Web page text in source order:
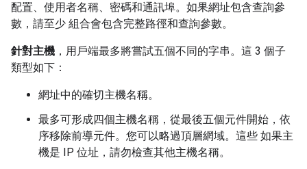
配置、使用者名稱、密碼和通訊埠。如果網址包含查詢參
數，請至少 組合會包含完整路徑和查詢參數。
針對主機 ，用戶端最多將嘗試五個不同的字串。這 3 個子
類型如下：
網址中的確切主機名稱。
最多可形成四個主機名稱，從最後五個元件開始，依
序移除前導元件。您可以略過頂層網域。這些 如果主
機是 IP 位址，請勿檢查其他主機名稱。